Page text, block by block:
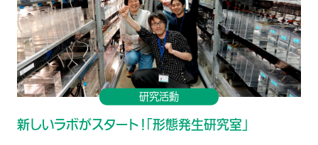
研究活動
新しいラボがスタート！「形態発生研究室」